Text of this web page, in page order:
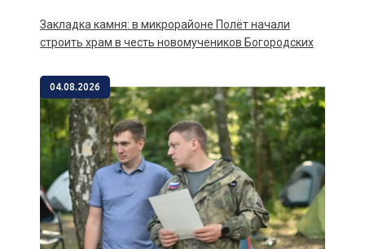
Закладка камня: в микрорайоне Полёт начали
строить храм в честь новомучеников Богородских
04.08.2026